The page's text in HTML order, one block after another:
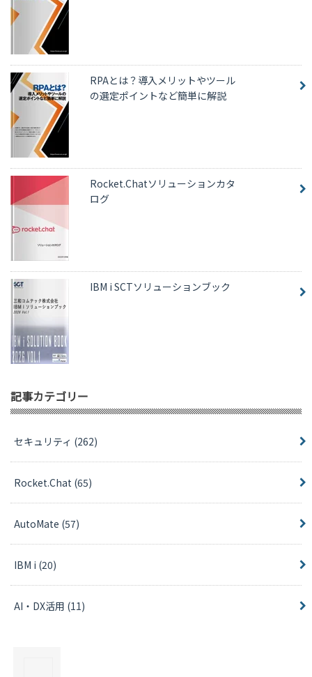
RPAとは？導入メリットやツール
の選定ポイントなど簡単に解説
Rocket.Chatソリューションカタ
ログ
IBM i SCTソリューションブック
記事カテゴリー
セキュリティ (262)
Rocket.Chat (65)
AutoMate (57)
IBM i (20)
AI・DX活用 (11)